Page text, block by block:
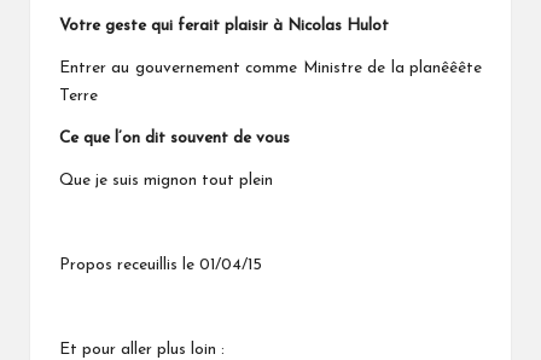
Votre geste qui ferait plaisir à Nicolas Hulot
Entrer au gouvernement comme Ministre de la planêêête
Terre
Ce que l’on dit souvent de vous
Que je suis mignon tout plein
Propos receuillis le 01/04/15
Et pour aller plus loin :